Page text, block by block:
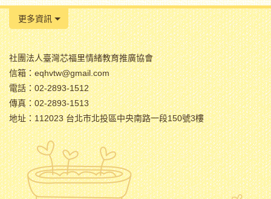
更多資訊
社團法人臺灣芯福里情緒教育推廣協會
信箱：eqhvtw@gmail.com
電話：02-2893-1512
傳真：02-2893-1513
地址：112023 台北市北投區中央南路一段150號3樓